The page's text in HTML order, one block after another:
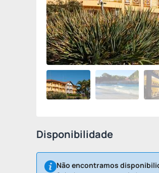
Disponibilidade
Não encontramos